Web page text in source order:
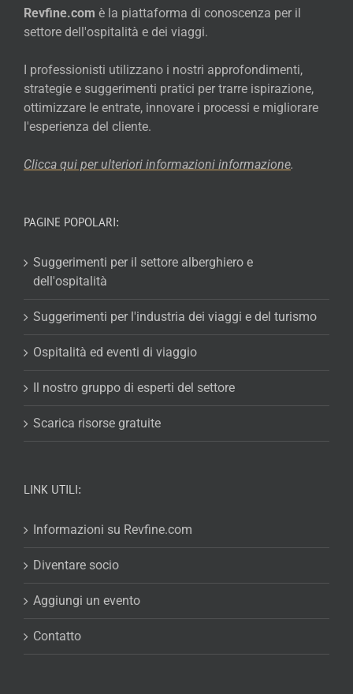
Revfine.com è la piattaforma di conoscenza per il
settore dell'ospitalità e dei viaggi.
I professionisti utilizzano i nostri approfondimenti,
strategie e suggerimenti pratici per trarre ispirazione,
ottimizzare le entrate, innovare i processi e migliorare
l'esperienza del cliente.
Clicca qui per ulteriori informazioni informazione.
PAGINE POPOLARI:
Suggerimenti per il settore alberghiero e
dell'ospitalità
Suggerimenti per l'industria dei viaggi e del turismo
Ospitalità ed eventi di viaggio
Il nostro gruppo di esperti del settore
Scarica risorse gratuite
LINK UTILI:
Informazioni su Revfine.com
Diventare socio
Aggiungi un evento
Contatto